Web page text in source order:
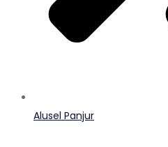
Alusel Panjur